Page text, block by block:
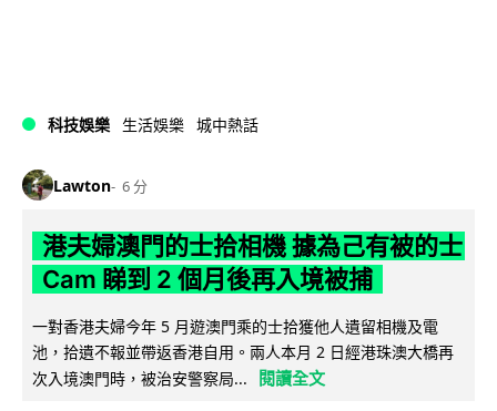
科技娛樂 生活娛樂 城中熱話
Lawton 6 分
港夫婦澳門的士拾相機 據為己有被的士
Cam 睇到 2 個月後再入境被捕
一對香港夫婦今年 5 月遊澳門乘的士拾獲他人遺留相機及電
池，拾遺不報並帶返香港自用。兩人本月 2 日經港珠澳大橋再
次入境澳門時，被治安警察局...
閱讀全文